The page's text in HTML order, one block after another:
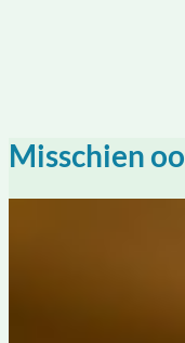
Misschien